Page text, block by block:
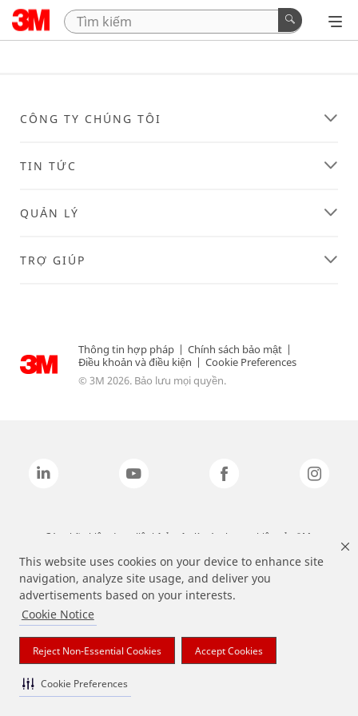
This website uses cookies on your device to enhance site
navigation, analyze site usage, and deliver you
advertisements based on your interests.
Cookie Notice
Reject Non-Essential Cookies Accept Cookies
Cookie Preferences
CÔNG TY CHÚNG TÔI
TIN TỨC
QUẢN LÝ
TRỢ GIÚP
Thông tin hợp pháp | Chính sách bảo mật |
Điều khoản và điều kiện | Cookie Preferences
© 3M 2026. Bảo lưu mọi quyền.
Các nhãn hiệu được liệt kê ở trên là các thương hiệu của 3M.